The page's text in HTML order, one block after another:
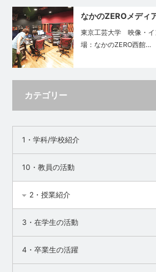
なかのZEROメディ
東京工芸大学 映像・イ
場：なかのZERO西館…
カテゴリー
1・学科/学校紹介
10・教員の活動
2・授業紹介
3・在学生の活動
4・卒業生の活躍